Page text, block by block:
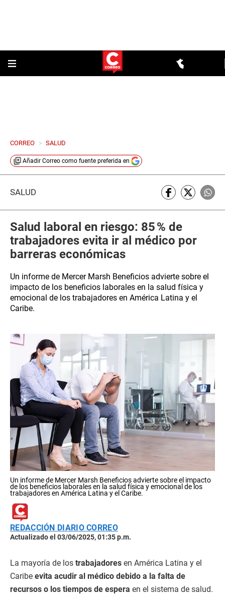
CORREO > SALUD
Añadir Correo como fuente preferida en
SALUD
Salud laboral en riesgo: 85 % de
trabajadores evita ir al médico por
barreras económicas
Un informe de Mercer Marsh Beneficios advierte sobre el
impacto de los beneficios laborales en la salud física y
emocional de los trabajadores en América Latina y el
Caribe.
Un informe de Mercer Marsh Beneficios advierte sobre el impacto
de los beneficios laborales en la salud física y emocional de los
trabajadores en América Latina y el Caribe.
REDACCIÓN DIARIO CORREO
Actualizado el 03/06/2025, 01:35 p.m.
La mayoría de los trabajadores en América Latina y el
Caribe evita acudir al médico debido a la falta de
recursos o los tiempos de espera en el sistema de salud.